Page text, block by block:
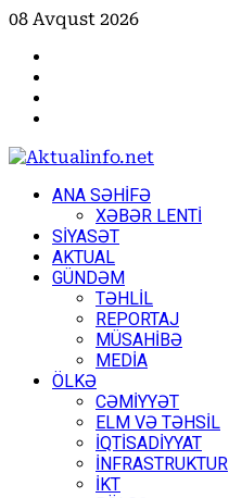
Skip
content
08 Avqust 2026
PrimaryANA SƏHİFƏ
XƏBƏR LENTİ
SİYASƏT
AKTUAL
GÜNDƏM
TƏHLİL
REPORTAJ
MÜSAHİBƏ
MEDİA
ÖLKƏ
CƏMİYYƏT
ELM VƏ TƏHSİL
İQTİSADİYYAT
İNFRASTRUKTUR
İKT